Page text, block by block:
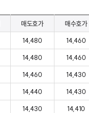
매도호가 매수호가
14,480 14,460
14,480 14,460
14,460 14,430
14,440 14,430
14,430 14,410